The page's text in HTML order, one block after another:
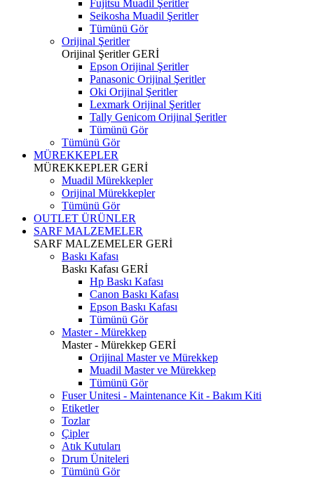
Fujitsu Muadil Şeritler
Seikosha Muadil Şeritler
Tümünü Gör
Orijinal Şeritler
Orijinal ŞeritlerGERİ
Epson Orijinal Şeritler
Panasonic Orijinal Şeritler
Oki Orijinal Şeritler
Lexmark Orijinal Şeritler
Tally Genicom Orijinal Şeritler
Tümünü Gör
Tümünü Gör
MÜREKKEPLER
MÜREKKEPLER GERİ
Muadil Mürekkepler
Orijinal Mürekkepler
Tümünü Gör
OUTLET ÜRÜNLER
SARF MALZEMELER
SARF MALZEMELER GERİ
Baskı Kafası
Baskı Kafası GERİ
Hp Baskı Kafası
Canon Baskı Kafası
Epson Baskı Kafası
Tümünü Gör
Master - Mürekkep
Master - Mürekkep GERİ
Orijinal Master ve Mürekkep
Muadil Master ve Mürekkep
Tümünü Gör
Fuser Unitesi - Maintenance Kit - Bakım Kiti
Etiketler
Tozlar
Çipler
Atık Kutuları
Drum Üniteleri
Tümünü Gör